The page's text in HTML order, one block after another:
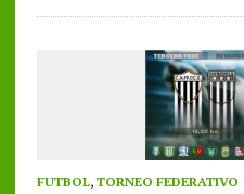
FUTBOL, TORNEO FEDERATIVO